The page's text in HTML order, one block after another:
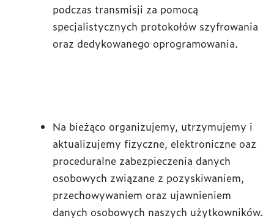
podczas transmisji za pomocą
specjalistycznych protokołów szyfrowania
oraz dedykowanego oprogramowania.
Na bieżąco organizujemy, utrzymujemy i
aktualizujemy fizyczne, elektroniczne oaz
proceduralne zabezpieczenia danych
osobowych związane z pozyskiwaniem,
przechowywaniem oraz ujawnieniem
danych osobowych naszych użytkowników.